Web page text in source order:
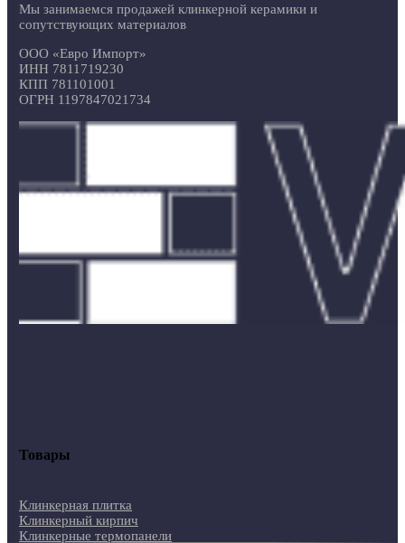
Мы занимаемся продажей клинкерной керамики и
сопутствующих материалов
ООО «Евро Импорт»
ИНН 7811719230
КПП 781101001
ОГРН 1197847021734
Товары
Клинкерная плитка
Клинкерный кирпич
Клинкерные термопанели